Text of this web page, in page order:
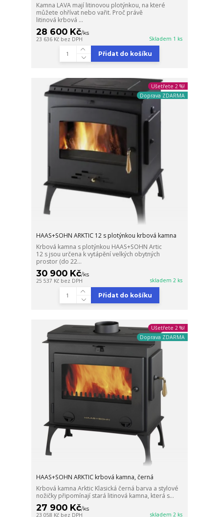
Kamna LAVA mají litinovou plotýnkou, na které
můžete ohřívat nebo vařit. Proč právě
litinová krbová ...
28 600 Kč/ks
23 636 Kč bez DPH Skladem 1 ks
Přidat do košíku
Ušetřete 2 %!
Doprava ZDARMA
HAAS+SOHN ARKTIC 12 s plotýnkou krbová kamna
Krbová kamna s plotýnkou HAAS+SOHN Artic
12 s jsou určena k vytápění velkých obytných
prostor (do 22...
30 900 Kč/ks
25 537 Kč bez DPH skladem 2 ks
Přidat do košíku
Ušetřete 2 %!
Doprava ZDARMA
HAAS+SOHN ARKTIC krbová kamna, černá
Krbová kamna Arktic Klasická černá barva a stylové
nožičky připomínají stará litinová kamna, která s...
27 900 Kč/ks
23 058 Kč bez DPH skladem 2 ks